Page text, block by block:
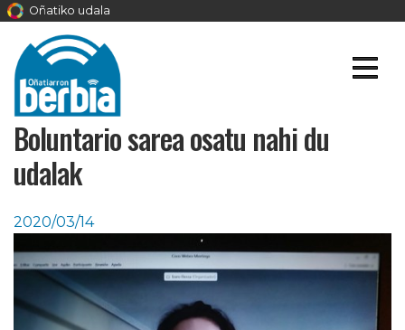
Oñatiko udala
Boluntario sarea osatu nahi du
udalak
2020/03/14